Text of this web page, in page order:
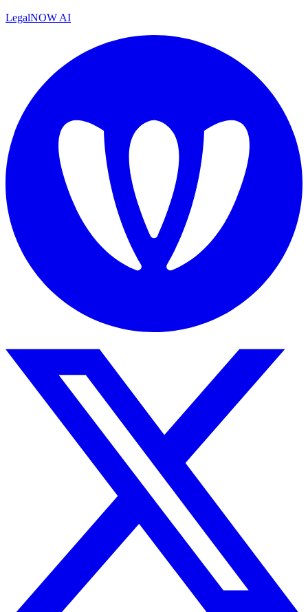
LegalNOW AI